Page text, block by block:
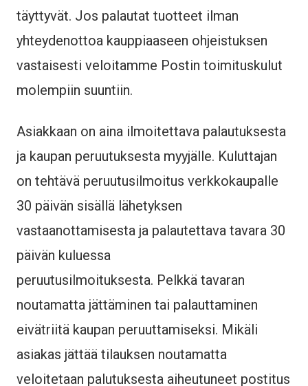
täyttyvät. Jos palautat tuotteet ilman
yhteydenottoa kauppiaaseen ohjeistuksen
vastaisesti veloitamme Postin toimituskulut
molempiin suuntiin.
Asiakkaan on aina ilmoitettava palautuksesta
ja kaupan peruutuksesta myyjälle. Kuluttajan
on tehtävä peruutusilmoitus verkkokaupalle
30 päivän sisällä lähetyksen
vastaanottamisesta ja palautettava tavara 30
päivän kuluessa
peruutusilmoituksesta. Pelkkä tavaran
noutamatta jättäminen tai palauttaminen
eivätriitä kaupan peruuttamiseksi. Mikäli
asiakas jättää tilauksen noutamatta
veloitetaan palutuksesta aiheutuneet postitus